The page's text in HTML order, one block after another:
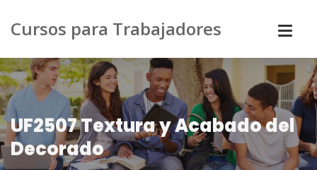
Cursos para Trabajadores
UF2507 Textura y Acabado del
Decorado